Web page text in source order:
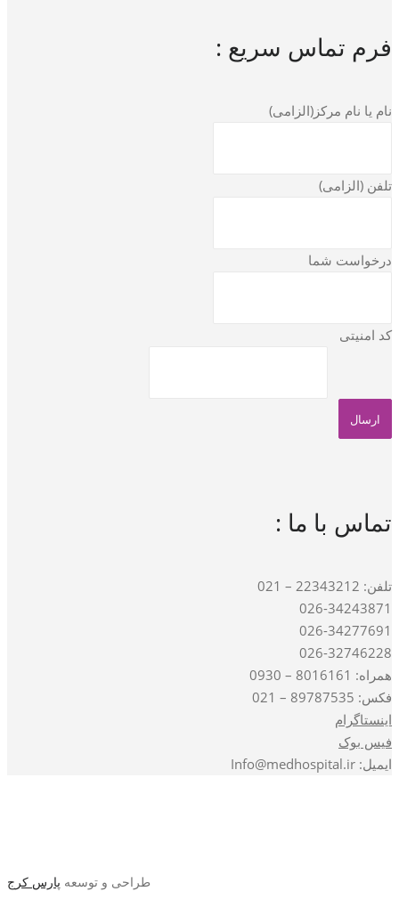
فرم تماس سریع :
نام یا نام مرکز(الزامی)
تلفن (الزامی)
درخواست شما
کد امنیتی
تماس با ما :
تلفن: 22343212 – 021
026-34243871
026-34277691
026-32746228
همراه: 8016161 – 0930
فکس: 89787535 – 021
اینستاگرام
فیس بوک
ایمیل: Info@medhospital.ir
طراحی و توسعه پارس کرج